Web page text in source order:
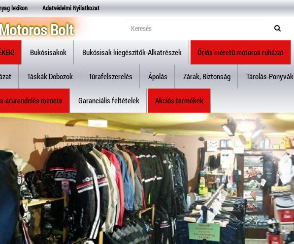
lexikon Adatvédelmi Nyilatkozat
Bolt
Bukósisakok Bukósisak kiegészítők-Alkatrészek Óriás méretű motoros ruházat
Táskák Dobozok Túrafelszerelés Ápolás Zárak, Biztonság Tárolás-Ponyvák
árurendelés menete Garanciális feltételek Akciós termékek